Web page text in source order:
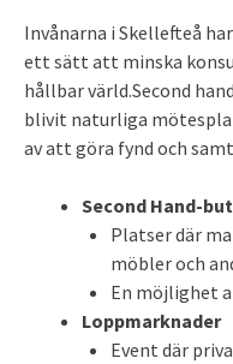
Invånarna i Skellefteå
ett sätt att minska
hållbar värld.Second
blivit naturliga
av att göra fynd och
Second Hand-
Platser där
möbler och
En möjlighet
Loppmarknader
Event där